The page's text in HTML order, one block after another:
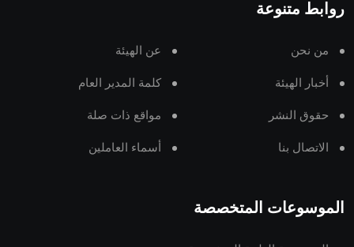
روابط متنوعة
من نحن عن الهيئة
أخبار الهيئة كلمة المدير العام
حقوق النشر مواقع ذات صلة
الاتصال بنا أسماء العاملين
الموسوعات المتخصصة